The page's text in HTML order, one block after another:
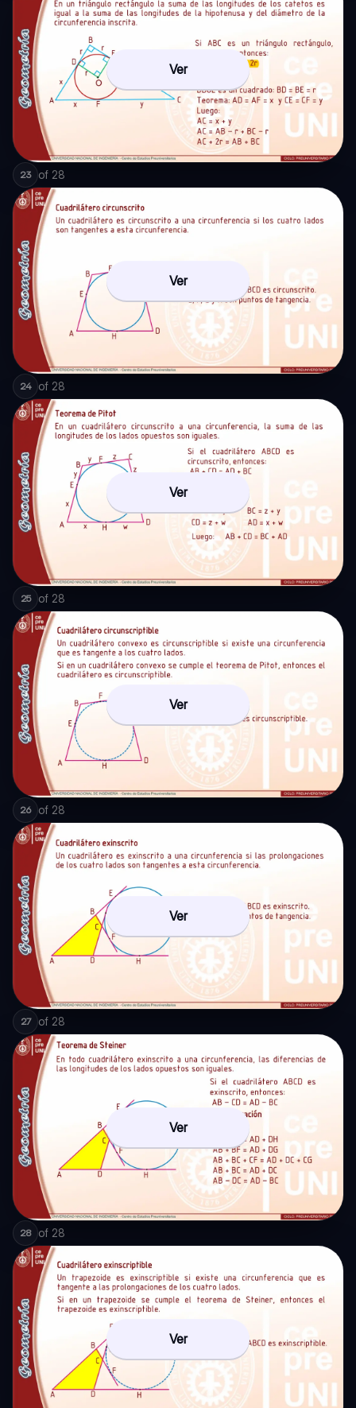
Ver
23 of 28
Ver
24 of 28
Ver
25 of 28
Ver
26 of 28
Ver
27 of 28
Ver
28 of 28
Ver